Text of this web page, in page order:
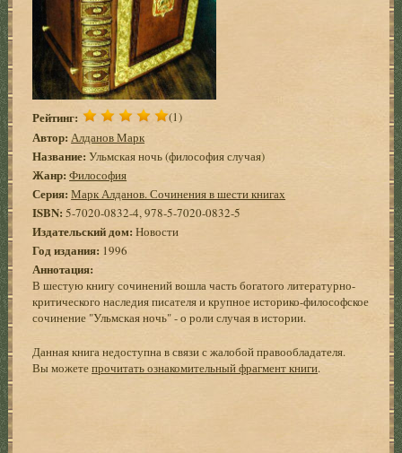
Рейтинг: (1)
Автор: Алданов Марк
Название: Ульмская ночь (философия случая)
Жанр: Философия
Серия: Марк Алданов. Сочинения в шести книгах
ISBN: 5-7020-0832-4, 978-5-7020-0832-5
Издательский дом: Новости
Год издания: 1996
Аннотация:
В шестую книгу сочинений вошла часть богатого литературно-
критического наследия писателя и крупное историко-философское
сочинение "Ульмская ночь" - о роли случая в истории.
Данная книга недоступна в связи с жалобой правообладателя.
Вы можетепрочитать ознакомительный фрагмент книги.